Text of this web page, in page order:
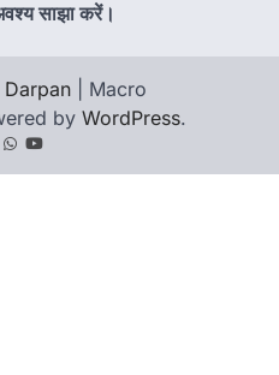
साझा करें।
Darpan | Macro
by WordPress.
Whatsapp
youtube